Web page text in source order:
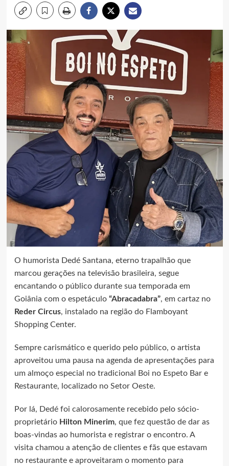
O humorista Dedé Santana, eterno trapalhão que
marcou gerações na televisão brasileira, segue
encantando o público durante sua temporada em
Goiânia com o espetáculo “Abracadabra”, em cartaz no
Reder Circus, instalado na região do Flamboyant
Shopping Center.
Sempre carismático e querido pelo público, o artista
aproveitou uma pausa na agenda de apresentações para
um almoço especial no tradicional Boi no Espeto Bar e
Restaurante, localizado no Setor Oeste.
Por lá, Dedé foi calorosamente recebido pelo sócio-
proprietário Hilton Minerim, que fez questão de dar as
boas-vindas ao humorista e registrar o encontro. A
visita chamou a atenção de clientes e fãs que estavam
no restaurante e aproveitaram o momento para